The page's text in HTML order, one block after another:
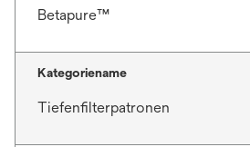
Betapure™
Kategoriename
Tiefenfilterpatronen